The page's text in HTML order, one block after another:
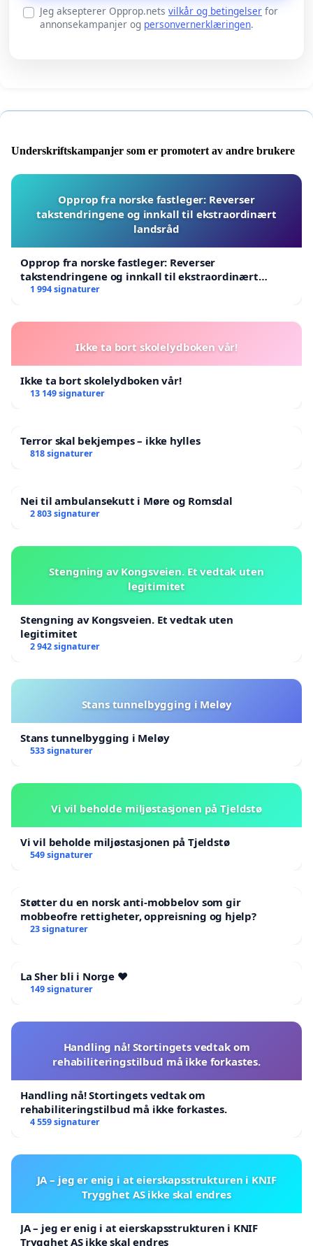
Jeg aksepterer Opprop.nets vilkår og betingelser for
annonsekampanjer og personvernerklæringen.
Underskriftskampanjer som er promotert av andre brukere
Opprop fra norske fastleger: Reverser
takstendringene og innkall til ekstraordinært
landsråd
Opprop fra norske fastleger: Reverser
takstendringene og innkall til ekstraordinært
landsråd
1 994 signaturer
Ikke ta bort skolelydboken vår!
Ikke ta bort skolelydboken vår!
13 149 signaturer
Terror skal bekjempes – ikke hylles
818 signaturer
Nei til ambulansekutt i Møre og Romsdal
2 803 signaturer
Stengning av Kongsveien. Et vedtak uten
legitimitet
Stengning av Kongsveien. Et vedtak uten
legitimitet
2 942 signaturer
Stans tunnelbygging i Meløy
Stans tunnelbygging i Meløy
533 signaturer
Vi vil beholde miljøstasjonen på Tjeldstø
Vi vil beholde miljøstasjonen på Tjeldstø
549 signaturer
Støtter du en norsk anti-mobbelov som gir
mobbeofre rettigheter, oppreisning og hjelp?
23 signaturer
La Sher bli i Norge ❤️
149 signaturer
Handling nå! Stortingets vedtak om
rehabiliteringstilbud må ikke forkastes.
Handling nå! Stortingets vedtak om
rehabiliteringstilbud må ikke forkastes.
4 559 signaturer
JA – jeg er enig i at eierskapsstrukturen i KNIF
Trygghet AS ikke skal endres
JA – jeg er enig i at eierskapsstrukturen i KNIF
Trygghet AS ikke skal endres